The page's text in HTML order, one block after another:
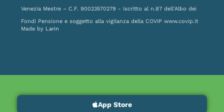
Venezia Mestre – C.F. 90023570279 - Iscritto al n.87 dell'Albo dei
Fondi Pensione e soggetto alla vigilanza della COVIP www.covip.it
Made by Larin
App Store